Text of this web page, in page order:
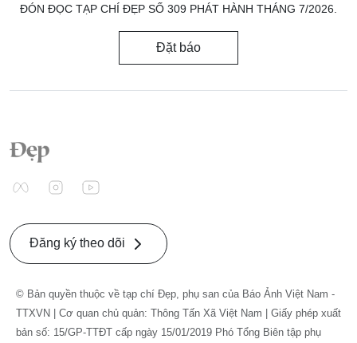
ĐÓN ĐỌC TẠP CHÍ ĐẸP SỐ 309 PHÁT HÀNH THÁNG 7/2026.
Đặt báo
Đăng ký theo dõi
© Bản quyền thuộc về tạp chí Đẹp, phụ san của Báo Ảnh Việt Nam -
TTXVN | Cơ quan chủ quản: Thông Tấn Xã Việt Nam | Giấy phép xuất
bản số: 15/GP-TTĐT cấp ngày 15/01/2019 Phó Tổng Biên tập phụ